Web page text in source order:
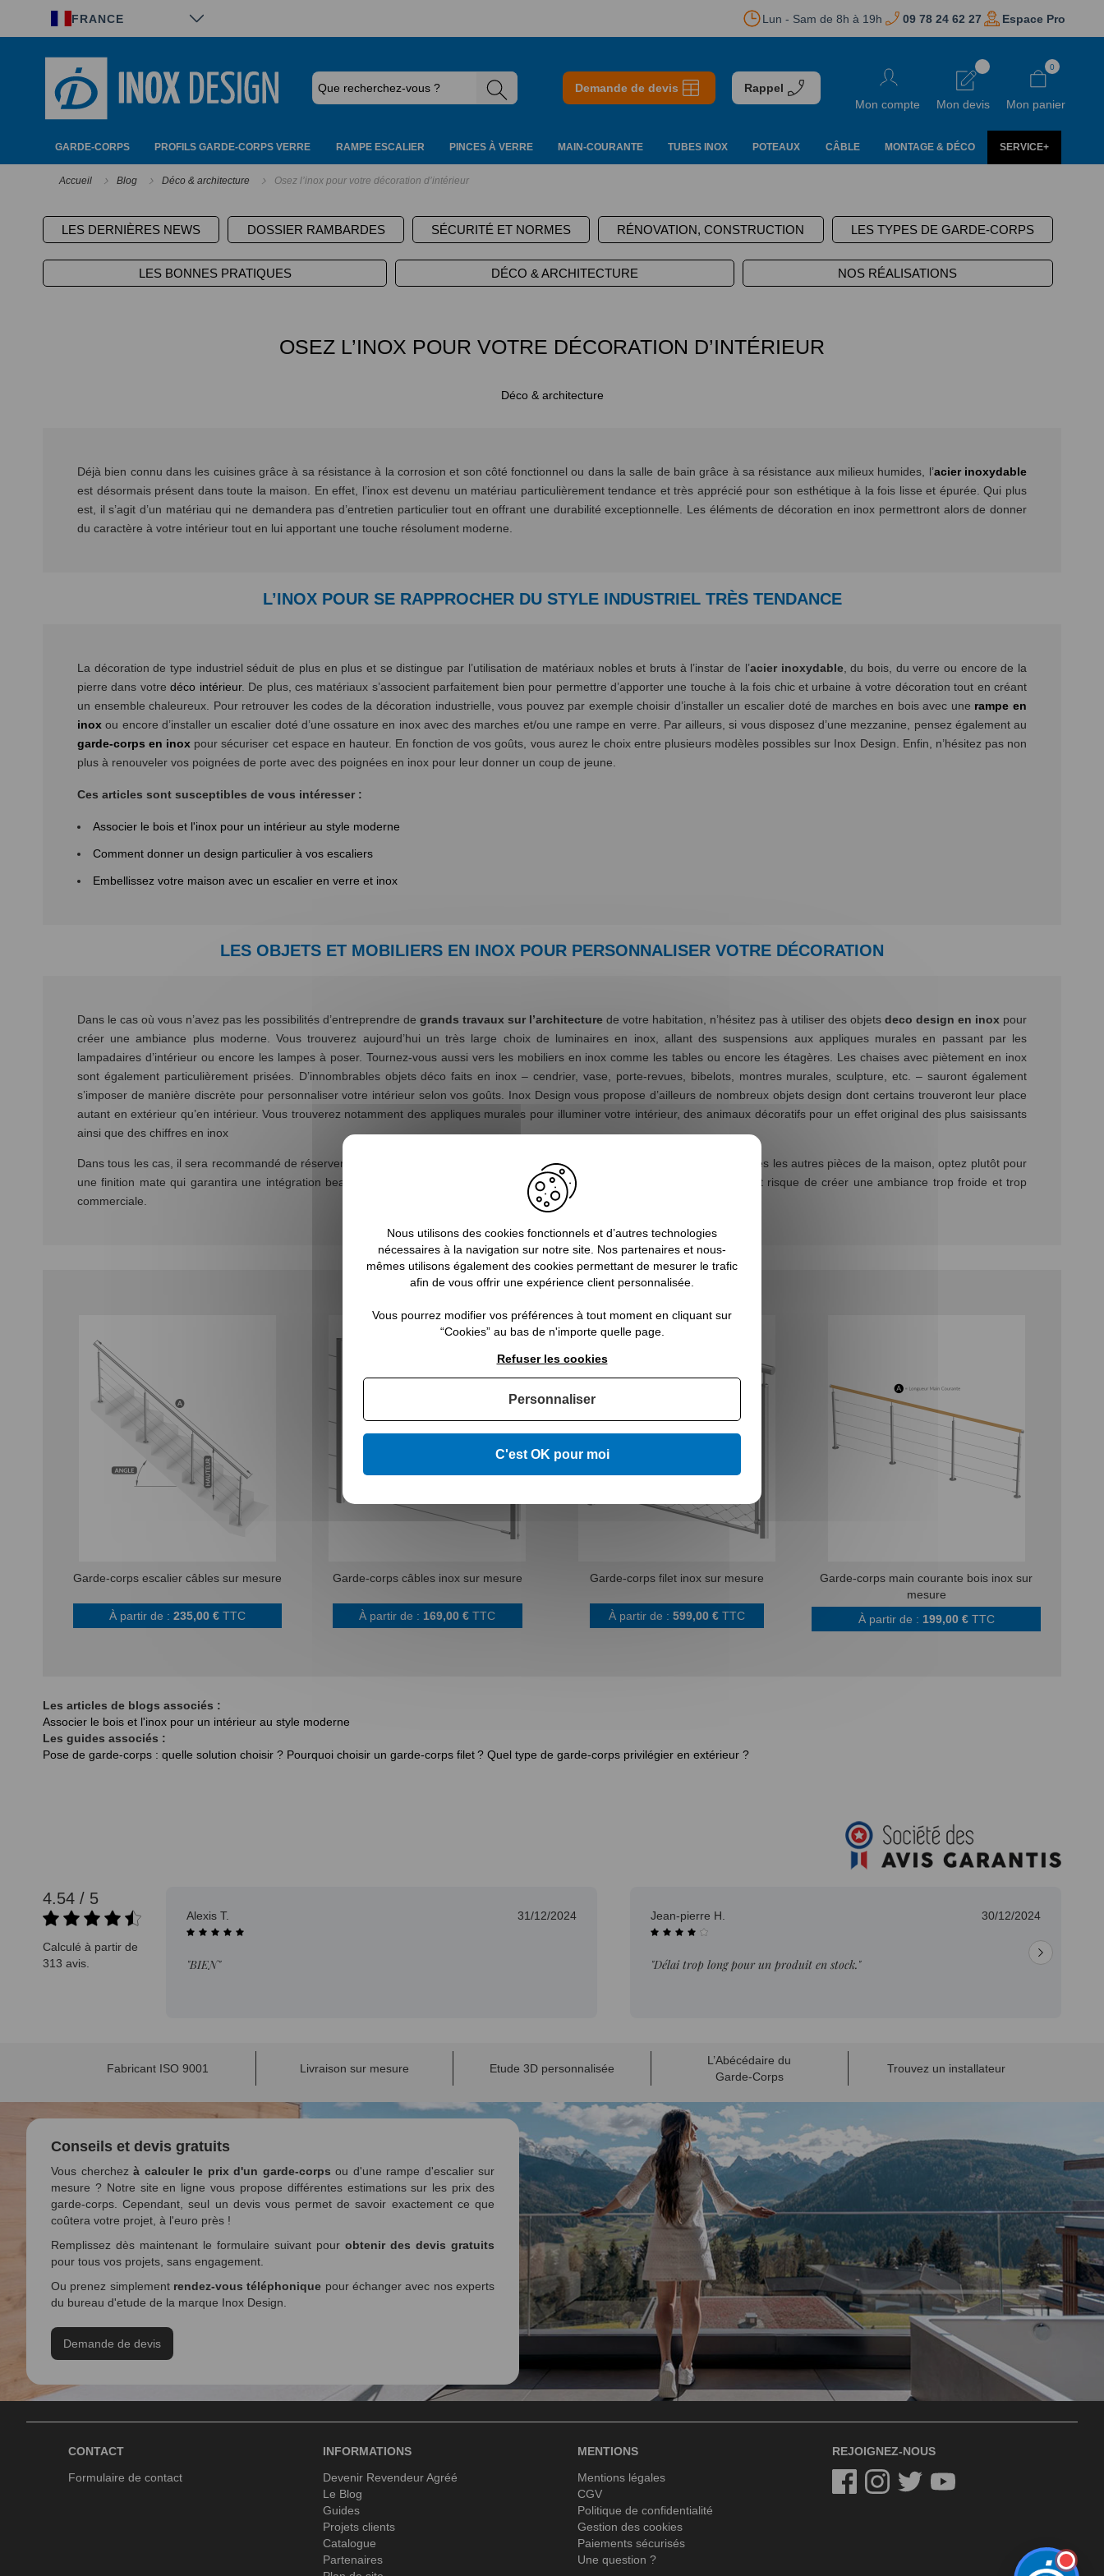
FRANCE Lun - Sam de 8h à 19h 09 78 24 62 27 Espace Pro
Demande de devis
Rappel
Mon compte
Mon devis Mon panier
0
GARDE-CORPS PROFILS GARDE-CORPS VERRE RAMPE ESCALIER PINCES À VERRE MAIN-COURANTE TUBES INOX POTEAUX CÂBLE MONTAGE & DÉCO SERVICE+
Accueil Blog Déco & architecture Osez l’inox pour votre décoration d’intérieur
LES DERNIÈRES NEWS DOSSIER RAMBARDES SÉCURITÉ ET NORMES RÉNOVATION, CONSTRUCTION LES TYPES DE GARDE-CORPS
LES BONNES PRATIQUES DÉCO & ARCHITECTURE NOS RÉALISATIONS
OSEZ L’INOX POUR VOTRE DÉCORATION D’INTÉRIEUR
Déco & architecture
Déjà bien connu dans les cuisines grâce à sa résistance à la corrosion et son côté fonctionnel ou dans la salle de bain grâce à sa résistance aux milieux humides, l’acier inoxydable
est désormais présent dans toute la maison. En effet, l’inox est devenu un matériau particulièrement tendance et très apprécié pour son esthétique à la fois lisse et épurée. Qui plus
est, il s’agit d’un matériau qui ne demandera pas d’entretien particulier tout en offrant une durabilité exceptionnelle. Les éléments de décoration en inox permettront alors de donner
du caractère à votre intérieur tout en lui apportant une touche résolument moderne.
L’INOX POUR SE RAPPROCHER DU STYLE INDUSTRIEL TRÈS TENDANCE
La décoration de type industriel séduit de plus en plus et se distingue par l’utilisation de matériaux nobles et bruts à l’instar de l’acier inoxydable, du bois, du verre ou encore de la
pierre dans votredéco intérieur. De plus, ces matériaux s’associent parfaitement bien pour permettre d’apporter une touche à la fois chic et urbaine à votre décoration tout en créant
un ensemble chaleureux. Pour retrouver les codes de la décoration industrielle, vous pouvez par exemple choisir d’installer un escalier doté de marches en bois avec une rampe en
inox ou encore d’installer un escalier doté d’une ossature en inox avec des marches et/ou une rampe en verre. Par ailleurs, si vous disposez d’une mezzanine, pensez également au
garde-corps en inox pour sécuriser cet espace en hauteur. En fonction de vos goûts, vous aurez le choix entre plusieurs modèles possibles sur Inox Design. Enfin, n’hésitez pas non
plus à renouveler vos poignées de porte avec des poignées en inox pour leur donner un coup de jeune.
Ces articles sont susceptibles de vous intéresser :
Associer le bois et l'inox pour un intérieur au style moderne
Comment donner un design particulier à vos escaliers
Embellissez votre maison avec un escalier en verre et inox
LES OBJETS ET MOBILIERS EN INOX POUR PERSONNALISER VOTRE DÉCORATION
Dans le cas où vous n’avez pas les possibilités d’entreprendre de grands travaux sur l’architecture de votre habitation, n’hésitez pas à utiliser des objets deco design en inox pour
créer une ambiance plus moderne. Vous trouverez aujourd’hui un très large choix de luminaires en inox, allant des suspensions aux appliques murales en passant par les
lampadaires d’intérieur ou encore les lampes à poser. Tournez-vous aussi vers les mobiliers en inox comme les tables ou encore les étagères. Les chaises avec piètement en inox
sont également particulièrement prisées. D’innombrables objets déco faits en inox – cendrier, vase, porte-revues, bibelots, montres murales, sculpture, etc. – sauront également
s’imposer de manière discrète pour personnaliser votre intérieur selon vos goûts. Inox Design vous propose d’ailleurs de nombreux objets design dont certains trouveront leur place
autant en extérieur qu’en intérieur. Vous trouverez notamment des appliques murales pour illuminer votre intérieur, des animaux décoratifs pour un effet original des plus saisissants
ainsi que des chiffres en inox
Dans tous les cas, il sera recommandé de réserver la finition brillante de l’inox à la cuisine ou encore à la salle de bains. Pour toutes les autres pièces de la maison, optez plutôt pour
une finition mate qui garantira une intégration beaucoup plus sobre et élégante. Pour terminer, évitez le tout inox, car le résultat risque de créer une ambiance trop froide et trop
commerciale.
Garde-corps escalier câbles sur mesure
À partir de :235,00 € TTC
Garde-corps câbles inox sur mesure
À partir de : 169,00 € TTC
Garde-corps filet inox sur mesure
À partir de : 599,00 € TTC
Garde-corps main courante bois inox sur
mesure
À partir de : 199,00 € TTC
Les articles de blogs associés :
Associer le bois et l'inox pour un intérieur au style moderne
Les guides associés :
Pose de garde-corps : quelle solution choisir ? Pourquoi choisir un garde-corps filet ? Quel type de garde-corps privilégier en extérieur ?
4.54 / 5
Calculé à partir de
313 avis.
08/08/2025 Alexis T. 31/12/2024
"BIEN"
Jean-pierre H. 30/12/2024
"Délai trop long pour un produit en stock."
Fabricant ISO 9001 Livraison sur mesure Etude 3D personnalisée
L’Abécédaire du
Garde-Corps
Trouvez un installateur
Conseils et devis gratuits
Vous cherchez à calculer le prix d'un garde-corps ou d'une rampe d'escalier sur
mesure ? Notre site en ligne vous propose différentes estimations sur les prix des
garde-corps. Cependant, seul un devis vous permet de savoir exactement ce que
coûtera votre projet, à l'euro près !
Remplissez dès maintenant le formulaire suivant pour obtenir des devis gratuits
pour tous vos projets, sans engagement.
Ou prenez simplement rendez-vous téléphonique pour échanger avec nos experts
du bureau d'etude de la marque Inox Design.
Demande de devis
CONTACT
Formulaire de contact
INFORMATIONS
Devenir Revendeur Agréé
Le Blog
Guides
Projets clients
Catalogue
Partenaires
MENTIONS
Mentions légales
CGV
Politique de confidentialité
Gestion des cookies
Paiements sécurisés
Une question ?
REJOIGNEZ-NOUS
FacebookInstagramTwitter
Panneau de gestion des cookies
Nous utilisons des cookies fonctionnels et d’autres technologies
nécessaires à la navigation sur notre site. Nos partenaires et nous-
mêmes utilisons également des cookies permettant de mesurer le trafic
afin de vous offrir une expérience client personnalisée.
Vous pourrez modifier vos préférences à tout moment en cliquant sur
“Cookies” au bas de n'importe quelle page.
C'est OK pour moi
Refuser les cookies
Personnaliser